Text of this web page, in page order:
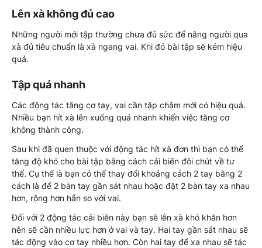
Lên xà không đủ cao
Những người mới tập thường chưa đủ sức để nâng người qua
xà đủ tiêu chuẩn là xà ngang vai. Khi đó bài tập sẽ kém hiệu
quả.
Tập quá nhanh
Các động tác tăng cơ tay, vai cần tập chậm mới có hiệu quả.
Nhiều bạn hít xà lên xuống quá nhanh khiến việc tăng cơ
không thành công.
Sau khi đã quen thuộc với động tác hít xà đơn thì bạn có thể
tăng độ khó cho bài tập bằng cách cải biến đôi chút về tư
thế. Cụ thể là bạn có thể thay đổi khoảng cách 2 tay bằng 2
cách là để 2 bàn tay gần sát nhau hoặc đặt 2 bàn tay xa nhau
hơn, rộng hơn hẳn so với vai.
Đối với 2 động tác cải biên này bạn sẽ lên xà khó khăn hơn
nên sẽ cần nhiều lực hơn ở vai và tay. Hai tay gần sát nhau sẽ
tác động vào cơ tay nhiều hơn. Còn hai tay để xa nhau sẽ tác